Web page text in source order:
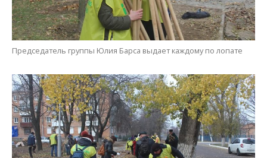
Никопольчане работают дружно и с энтузиазмом